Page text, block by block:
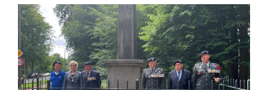
Bekijk
grotere
afbeelding